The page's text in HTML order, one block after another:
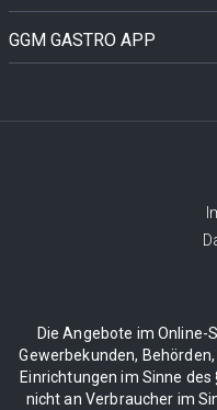
GGM GASTRO APP
Die Angebote im Online-
Gewerbekunden,
Einrichtungen im Sinne
nicht an Verbraucher im